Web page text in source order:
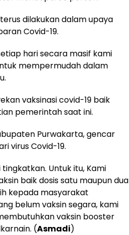
dilakukan dalam upaya
Covid-19.
hari secara masif kami
mempermudah dalam
vaksinasi covid-19 baik
pemerintah saat ini.
Purwakarta, gencar
virus Covid-19.
tingkatkan. Untuk itu, Kami
baik dosis satu maupun dua
kepada masyarakat
belum vaksin segara, kami
vaksin booster
(Asmadi)